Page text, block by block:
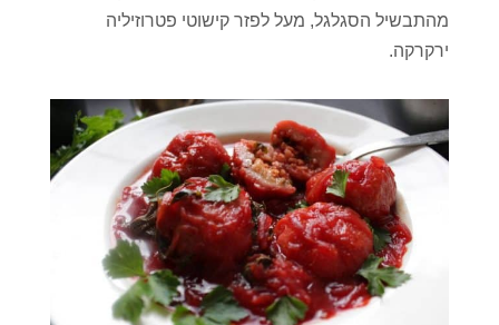
מהתבשיל הסגלגל, מעל לפזר קישוטי פטרוזיליה
ירקרקה.